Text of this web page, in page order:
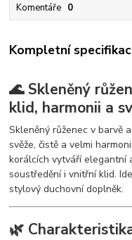
Komentáře 0
Kompletní
🌊 Skleněný
klid, harmonii a
Skleněný růženec v barvě
svěže, čistě a velmi
korálcích vytváří elegantní
soustředění i vnitřní klid.
stylový duchovní doplněk.
🌿